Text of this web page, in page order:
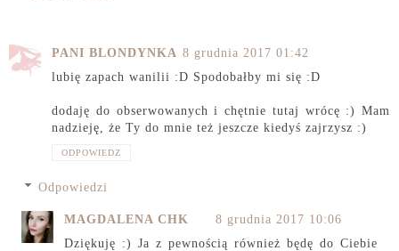
PANI BLONDYNKA 8 grudnia 2017 01:42
lubię zapach wanilii :D Spodobałby mi się :D
dodaję do obserwowanych i chętnie tutaj wrócę :) Mam
nadzieję, że Ty do mnie też jeszcze kiedyś zajrzysz :)
ODPOWIEDZ
Odpowiedzi
MAGDALENA CHK
8 grudnia 2017 10:06
Dziękuję :) Ja z pewnością również będę do Ciebie